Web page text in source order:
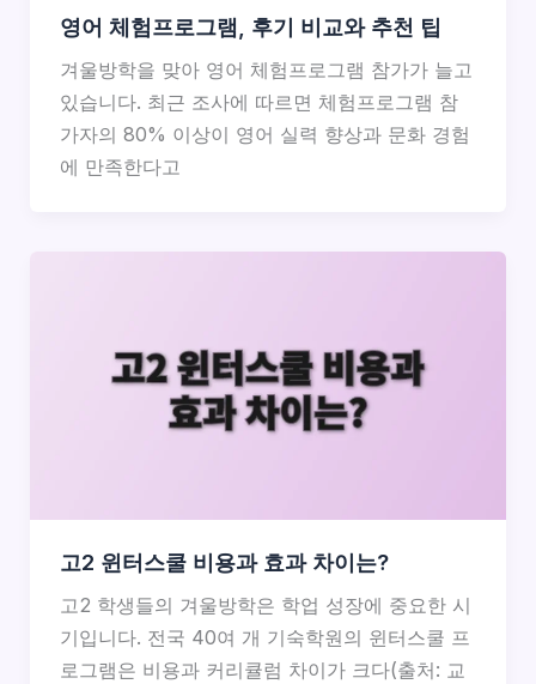
영어 체험프로그램, 후기 비교와 추천 팁
겨울방학을 맞아 영어 체험프로그램 참가가 늘고
있습니다. 최근 조사에 따르면 체험프로그램 참
가자의 80% 이상이 영어 실력 향상과 문화 경험
에 만족한다고
고2 윈터스쿨 비용과 효과 차이는?
고2 학생들의 겨울방학은 학업 성장에 중요한 시
기입니다. 전국 40여 개 기숙학원의 윈터스쿨 프
로그램은 비용과 커리큘럼 차이가 크다(출처: 교